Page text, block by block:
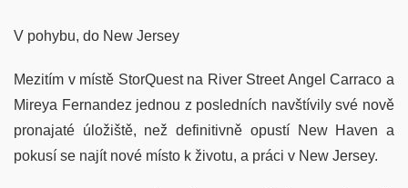
V pohybu, do New Jersey
Mezitím v místě StorQuest na River Street Angel Carraco a
Mireya Fernandez jednou z posledních navštívily své nově
pronajaté úložiště, než definitivně opustí New Haven a
pokusí se najít nové místo k životu, a práci v New Jersey.